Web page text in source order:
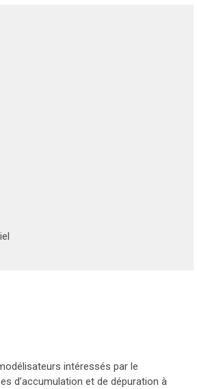
intéressés par le
d’accumulation et de dépuration à